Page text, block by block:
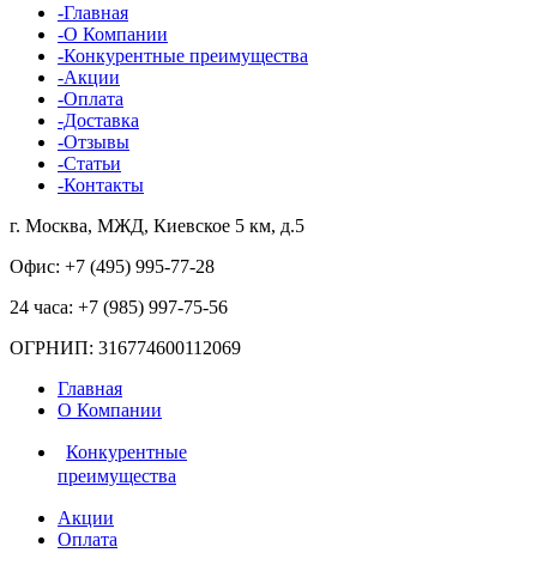
-Главная
-О Компании
-Конкурентные преимущества
-Акции
-Оплата
-Доставка
-Отзывы
-Статьи
-Контакты
г. Москва, МЖД, Киевское 5 км, д.5
Офис: +7 (495) 995-77-28
24 часа: +7 (985) 997-75-56
ОГРНИП: 316774600112069
Главная
О Компании
Конкурентные
преимущества
Акции
Оплата